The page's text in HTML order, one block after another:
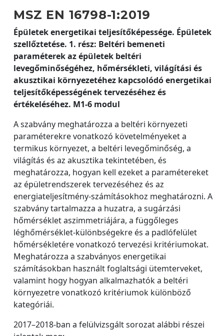
MSZ EN 16798-1:2019
Épületek energetikai teljesítőképessége. Épületek
szellőztetése. 1. rész: Beltéri bemeneti
paraméterek az épületek beltéri
levegőminőségéhez, hőmérsékleti, világítási és
akusztikai környezetéhez kapcsolódó energetikai
teljesítőképességének tervezéséhez és
értékeléséhez. M1-6 modul
A szabvány meghatározza a beltéri környezeti
paraméterekre vonatkozó követelményeket a
termikus környezet, a beltéri levegőminőség, a
világítás és az akusztika tekintetében, és
meghatározza, hogyan kell ezeket a paramétereket
az épületrendszerek tervezéséhez és az
energiateljesítmény-számításokhoz meghatározni. A
szabvány tartalmazza a huzatra, a sugárzási
hőmérséklet aszimmetriájára, a függőleges
léghőmérséklet-különbségekre és a padlófelület
hőmérsékletére vonatkozó tervezési kritériumokat.
Meghatározza a szabványos energetikai
számításokban használt foglaltsági ütemterveket,
valamint hogy hogyan alkalmazhatók a beltéri
környezetre vonatkozó kritériumok különböző
kategóriái.
2017–2018-ban a felülvizsgált sorozat alábbi részei